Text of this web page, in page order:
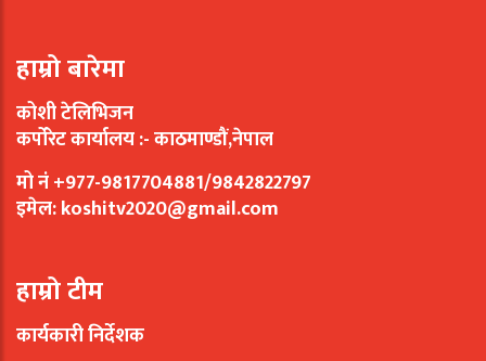
हाम्रो बारेमा
कोशी टेलिभिजन
कर्पोरेट कार्यालय :- काठमाण्डौं,नेपाल
मो नं +977-9817704881/9842822797
इमेल:koshitv2020@gmail.com
हाम्रो टीम
कार्यकारी निर्देशक